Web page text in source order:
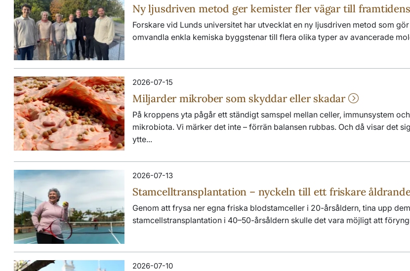
Ny ljusdriven metod ger kemister fler vägar till
Forskare vid Lunds universitet har utvecklat en ny ljusdriven metod som
omvandla enkla kemiska byggstenar till flera olika typer av avancerade
2026-07-15
Miljarder mikrober som skyddar eller skadar
På kroppens yta pågår ett ständigt samspel mellan celler, immunsystem
mikrobiota. Vi märker det inte – förrän balansen rubbas. Och då visar det
ytte...
2026-07-13
Stamcelltransplantation – nyckeln till ett friskare
Genom att frysa ner egna friska blodstamceller i 20-årsåldern, tina upp
stamcellstransplantation i 40–50-årsåldern skulle det vara möjligt att
2026-07-10